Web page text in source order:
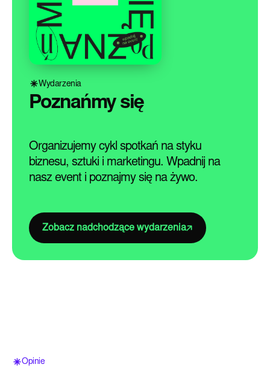
Wydarzenia
Poznańmy się
Organizujemy cykl spotkań na styku
biznesu, sztuki i marketingu. Wpadnij na
nasz event i poznajmy się na żywo.
Zobacz nadchodzące wydarzenia
Opinie